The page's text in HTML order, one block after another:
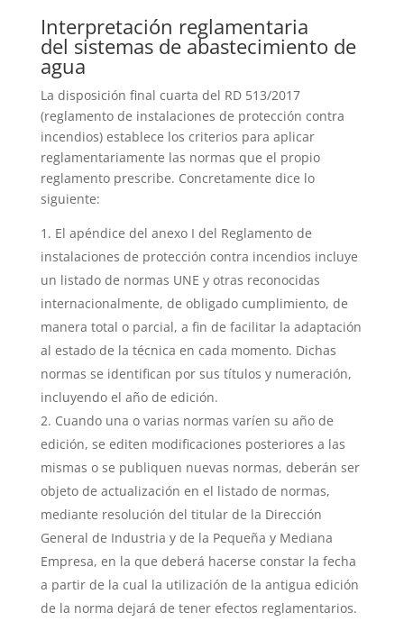
Interpretación reglamentaria
del sistemas de abastecimiento de
agua
La disposición final cuarta del RD513/2017
(reglamento de instalaciones de protección contra
incendios) establece los criterios para aplicar
reglamentariamente las normas que el propio
reglamento prescribe. Concretamente dice lo
siguiente:
El apéndice del anexo I del Reglamento de
instalaciones de protección contra incendios incluye
un listado de normas UNE y otras reconocidas
internacionalmente, de obligado cumplimiento, de
manera total o parcial, a fin de facilitar la adaptación
al estado de la técnica en cada momento. Dichas
normas se identifican por sus títulos y numeración,
incluyendo el año de edición.
Cuando una o varias normas varíen su año de
edición, se editen modificaciones posteriores a las
mismas o se publiquen nuevas normas, deberán ser
objeto de actualización en el listado de normas,
mediante resolución del titular de la Dirección
General de Industria y de la Pequeña y Mediana
Empresa, en la que deberá hacerse constar la fecha
a partir de la cual la utilización de la antigua edición
de la norma dejará de tener efectos reglamentarios.